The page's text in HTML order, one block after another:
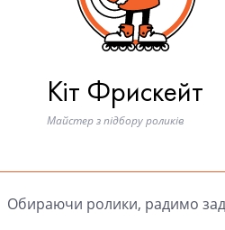
Кіт Фрискейт
Майстер з підбору роликів
Обираючи ролики, радимо